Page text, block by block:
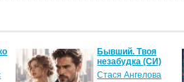
Бывший. Твоя
незабудка (СИ)
Стася Ангелова